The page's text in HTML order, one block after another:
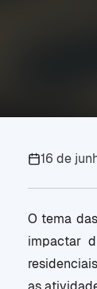
16 de
O tema
impactar